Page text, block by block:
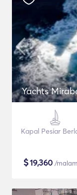
Yachts
Kapal Pesiar
$19,360 /malam